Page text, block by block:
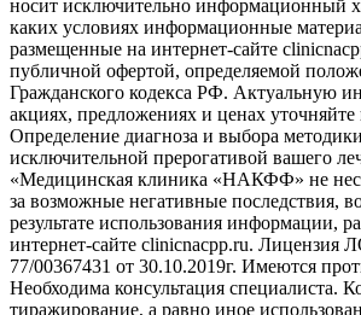
носит исключительно информационный
каких условиях информационные
размещенные на интернет-сайте
публичной офертой, определяемой
Гражданского кодекса РФ. Актуальную
акциях, предложениях и ценах уточняйте
Определение диагноза и выбора методики
исключительной прерогативой вашего
«Медицинская клиника «НАКФФ» не
за возможные негативные последствия,
результате использования информации,
интернет-сайте clinicnacpp.ru. Лицензия
77/00367431 от 30.10.2019г. Имеются
Необходима консультация специалиста.
тиражирование, а равно иное